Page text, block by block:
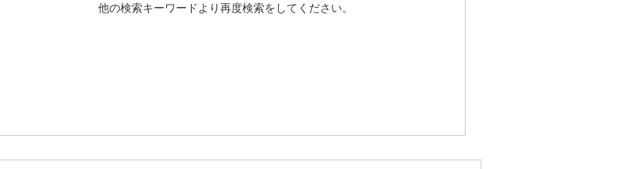
他の検索キーワードより再度検索をしてください。